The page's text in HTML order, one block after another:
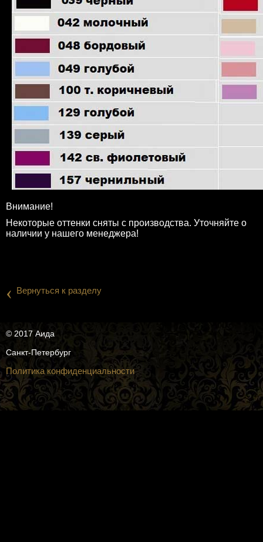
Внимание!
Некоторые оттенки сняты с производства. Уточняйте о
наличии у нашего менеджера!
‹ Вернуться к разделу
© 2017 Аида
Санкт-Петербург
Политика конфиденциальности